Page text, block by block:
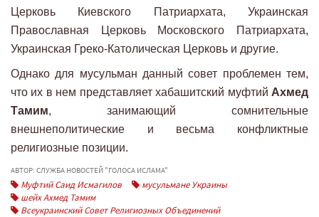
Церковь Киевского Патриархата, Украинская
Православная Церковь Московского Патриархата,
Украинская Греко-Католическая Церковь и другие.
Однако для мусульман данный совет проблемен тем,
что их в нем представляет хабашитский муфтий Ахмед
Тамим, занимающий сомнительные
внешнеполитические и весьма конфликтные
религиозные позиции.
АВТОР: СЛУЖБА НОВОСТЕЙ "ГОЛОСА ИСЛАМА"
Муфтий Саид Исмагилов
мусульмане Украины
шейх Ахмед Тамим
Всеукраинский Совет Религиозных Объединений